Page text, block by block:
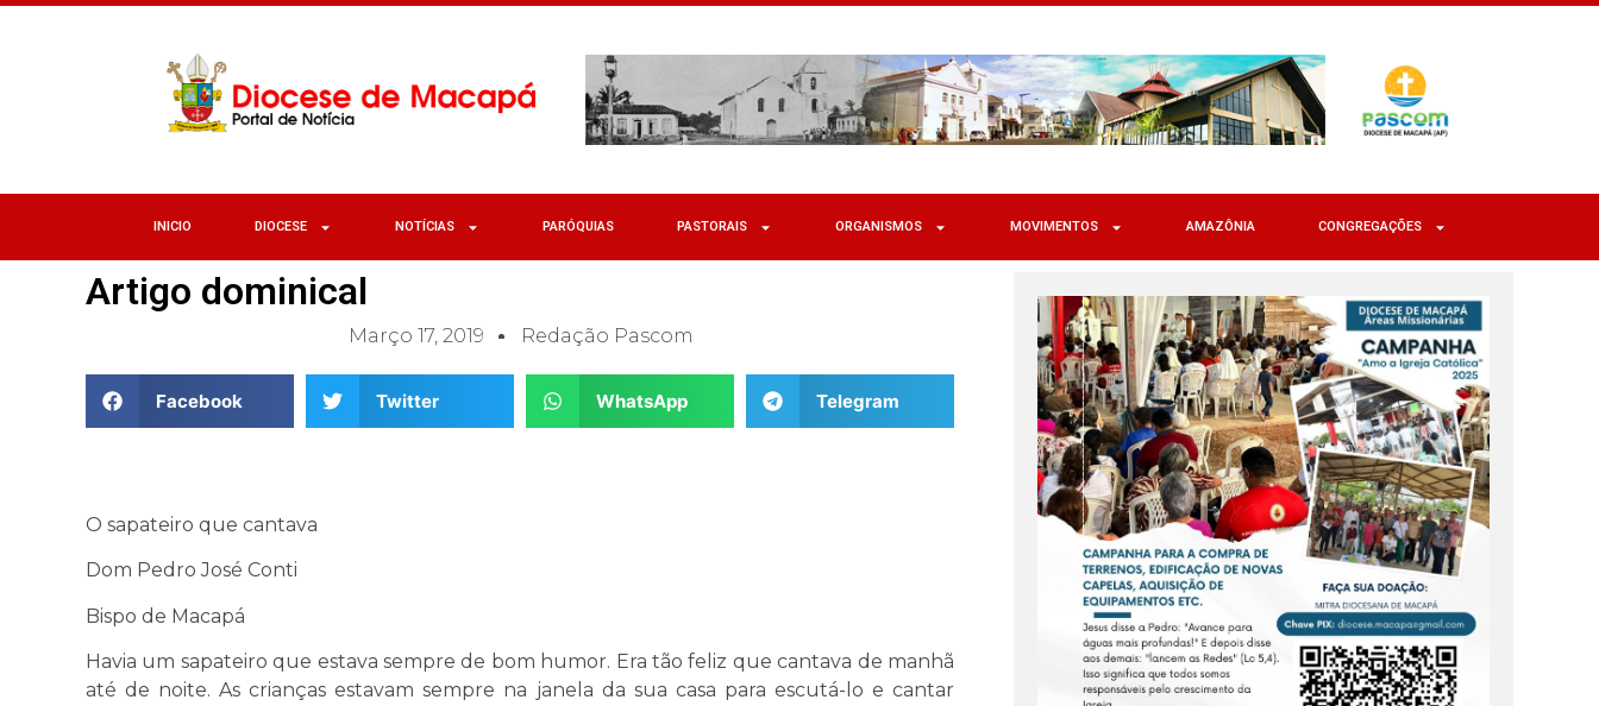
INICIO DIOCESE NOTÍCIAS PARÓQUIAS PASTORAIS ORGANISMOS MOVIMENTOS AMAZÔNIA CONGREGAÇÕES
Artigo dominical
Março 17, 2019 Redação Pascom
Facebook Twitter WhatsApp Telegram
O sapateiro que cantava
Dom Pedro José Conti
Bispo de Macapá
Havia um sapateiro que estava sempre de bom humor. Era tão feliz que cantava de manhã
até de noite. As crianças estavam sempre na janela da sua casa para escutá-lo e cantar